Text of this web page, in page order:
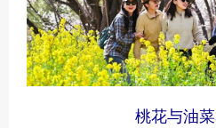
桃花与油